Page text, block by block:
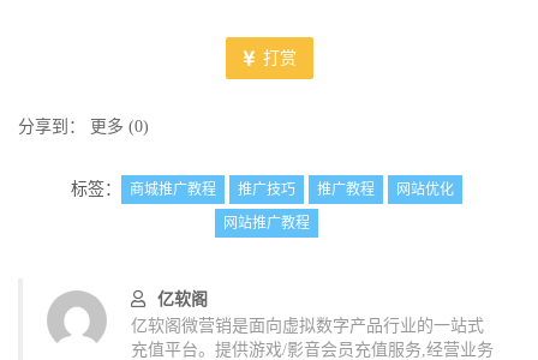
打赏
分享到： 更多 (0)
标签： 商城推广教程 推广技巧 推广教程
网站优化
网站推广教程
亿软阁
亿软阁微营销是面向虚拟数字产品行业的一站式
充值平台。提供游戏/影音会员充值服务,经营业务